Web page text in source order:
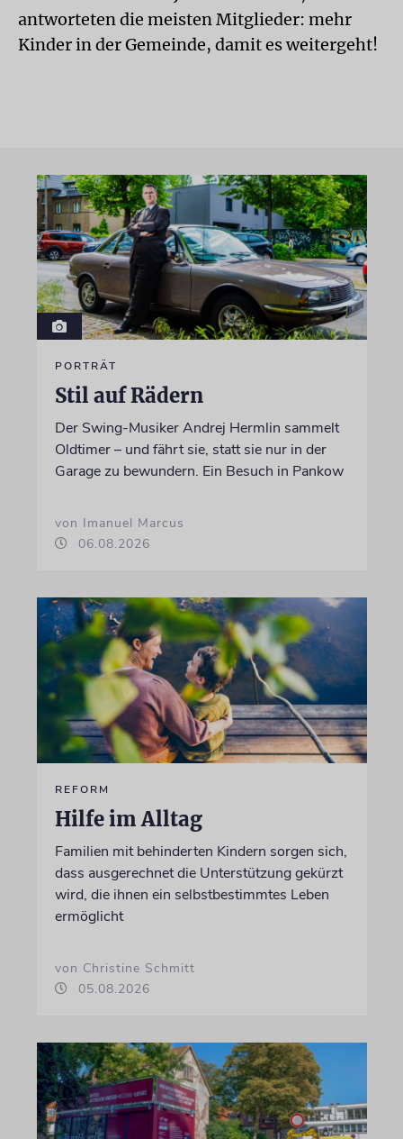
antworteten die meisten Mitglieder: mehr
Kinder in der Gemeinde, damit es weitergeht!
PORTRÄT
Stil auf Rädern
Der Swing-Musiker Andrej Hermlin sammelt
Oldtimer – und fährt sie, statt sie nur in der
Garage zu bewundern. Ein Besuch in Pankow
von Imanuel Marcus
06.08.2026
REFORM
Hilfe im Alltag
Familien mit behinderten Kindern sorgen sich,
dass ausgerechnet die Unterstützung gekürzt
wird, die ihnen ein selbstbestimmtes Leben
ermöglicht
von Christine Schmitt
05.08.2026